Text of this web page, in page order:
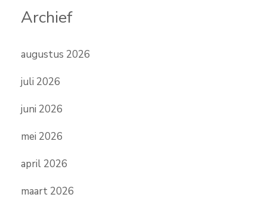
Archief
augustus 2026
juli 2026
juni 2026
mei 2026
april 2026
maart 2026